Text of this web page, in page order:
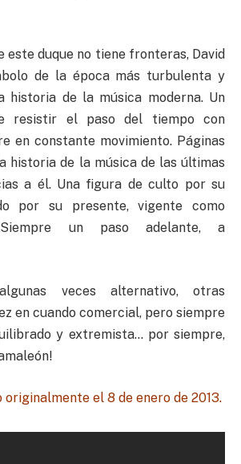
este duque no tiene fronteras, David
de la época más turbulenta y
historia de la música moderna. Un
resistir el paso del tiempo con
en constante movimiento. Páginas
historia de la música de las últimas
a él. Una figura de culto por su
por su presente, vigente como
un paso adelante, a
veces alternativo, otras
en cuando comercial, pero siempre
y extremista… por siempre,
el 8 de enero de 2013.